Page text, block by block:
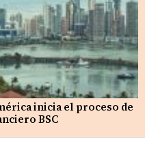
inicia el proceso de
BSC